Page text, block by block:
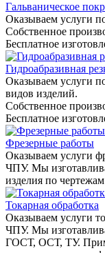
Гальваническое
Оказываем услуги
Собственное
Бесплатное
Гидроабразивная
Оказываем услуги
видов изделий.
Собственное
Бесплатное
Фрезерные работы
Оказываем услуги
ЧПУ. Мы
изделия по
Токарная обработка
Оказываем услуги
ЧПУ. Мы
ГОСТ, ОСТ, ТУ.